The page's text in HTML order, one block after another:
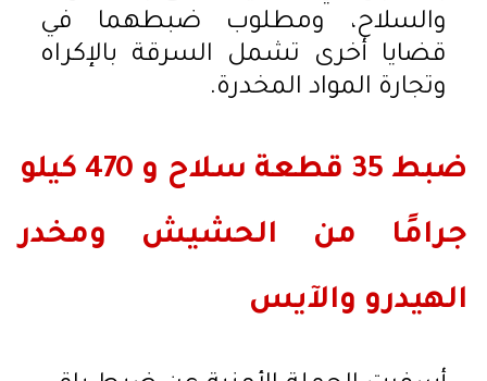
والسلاح، ومطلوب ضبطهما في
قضايا أخرى تشمل السرقة بالإكراه
وتجارة المواد المخدرة.
ضبط 35 قطعة سلاح و 470 كيلو
جرامًا من الحشيش ومخدر
الهيدرو والآيس